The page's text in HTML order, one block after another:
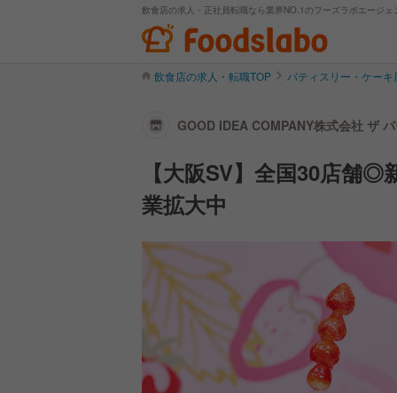
飲食店の求人・正社員転職なら業界NO.1のフーズラボエージェ
飲食店の求人・転職TOP パティスリー・ケーキ
GOOD IDEA COMPANY株式会社 ザ
【大阪SV】全国30店舗
業拡大中